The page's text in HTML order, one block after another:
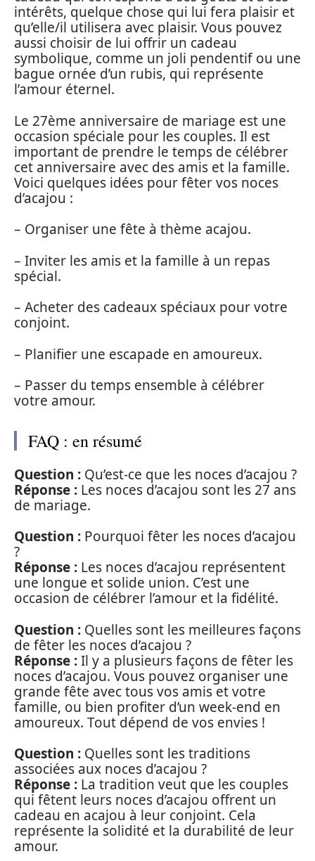
intérêts, quelque chose qui lui fera plaisir et
qu’elle/il utilisera avec plaisir. Vous pouvez
aussi choisir de lui offrir un cadeau
symbolique, comme un joli pendentif ou une
bague ornée d’un rubis, qui représente
l’amour éternel.
Le 27ème anniversaire de mariage est une
occasion spéciale pour les couples. Il est
important de prendre le temps de célébrer
cet anniversaire avec des amis et la famille.
Voici quelques idées pour fêter vos noces
d’acajou :
– Organiser une fête à thème acajou.
– Inviter les amis et la famille à un repas
spécial.
– Acheter des cadeaux spéciaux pour votre
conjoint.
– Planifier une escapade en amoureux.
– Passer du temps ensemble à célébrer
votre amour.
FAQ : en résumé
Question : Qu’est-ce que les noces d’acajou ?
Réponse : Les noces d’acajou sont les 27 ans
de mariage.
Question : Pourquoi fêter les noces d’acajou
?
Réponse : Les noces d’acajou représentent
une longue et solide union. C’est une
occasion de célébrer l’amour et la fidélité.
Question : Quelles sont les meilleures façons
de fêter les noces d’acajou ?
Réponse :Il y a plusieurs façons de fêter les
noces d’acajou. Vous pouvez organiser une
grande fête avec tous vos amis et votre
famille, ou bien profiter d’un week-end en
amoureux. Tout dépend de vos envies !
Question : Quelles sont les traditions
associées aux noces d’acajou ?
Réponse : La tradition veut que les couples
qui fêtent leurs noces d’acajou offrent un
cadeau en acajou à leur conjoint. Cela
représente la solidité et la durabilité de leur
amour.